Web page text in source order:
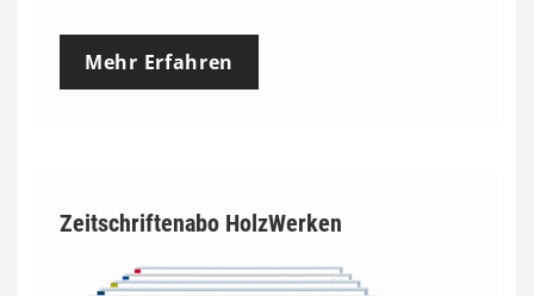
Mehr Erfahren
Zeitschriftenabo HolzWerken